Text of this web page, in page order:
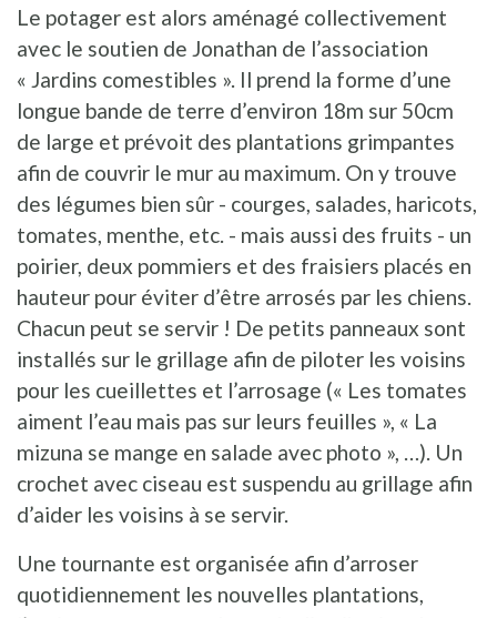
Le potager est alors aménagé collectivement
avec le soutien de Jonathan de l’association
« Jardins comestibles ». Il prend la forme d’une
longue bande de terre d’environ 18m sur 50cm
de large et prévoit des plantations grimpantes
afin de couvrir le mur au maximum. On y trouve
des légumes bien sûr - courges, salades, haricots,
tomates, menthe, etc. - mais aussi des fruits - un
poirier, deux pommiers et des fraisiers placés en
hauteur pour éviter d’être arrosés par les chiens.
Chacun peut se servir ! De petits panneaux sont
installés sur le grillage afin de piloter les voisins
pour les cueillettes et l’arrosage (« Les tomates
aiment l’eau mais pas sur leurs feuilles », « La
mizuna se mange en salade avec photo », …). Un
crochet avec ciseau est suspendu au grillage afin
d’aider les voisins à se servir.
Une tournante est organisée afin d’arroser
quotidiennement les nouvelles plantations,